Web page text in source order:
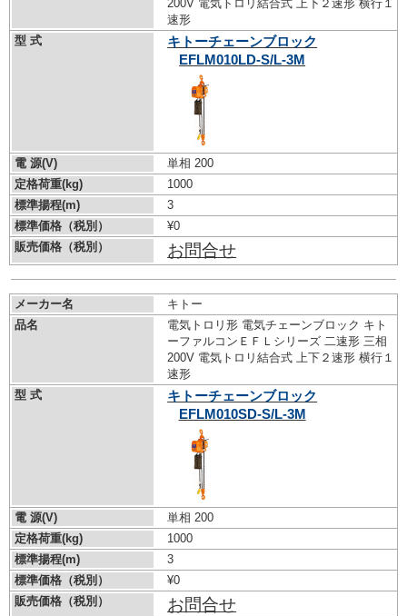
200V 電気トロリ結合式 上下２速形 横行１
速形
型 式
キトーチェーンブロック
EFLM010LD-S/L-3M
電 源(V)
単相 200
定格荷重(kg)
1000
標準揚程(m)
3
標準価格（税別）
¥0
販売価格（税別）
お問合せ
メーカー名
キトー
品名
電気トロリ形 電気チェーンブロック キト
ーファルコンＥＦＬシリーズ 二速形 三相
200V 電気トロリ結合式 上下２速形 横行１
速形
型 式
キトーチェーンブロック
EFLM010SD-S/L-3M
電 源(V)
単相 200
定格荷重(kg)
1000
標準揚程(m)
3
標準価格（税別）
¥0
販売価格（税別）
お問合せ